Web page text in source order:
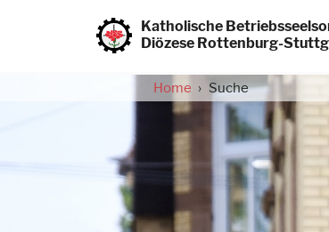
Katholische
Diözese Rottenburg-
Pfadnavigation
Home Suche